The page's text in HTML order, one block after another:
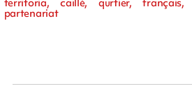
partenariat